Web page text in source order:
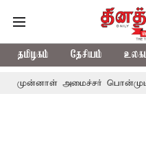
தமிழகம் தேசியம்
அமைச்சர் பொன்முடிக்கு